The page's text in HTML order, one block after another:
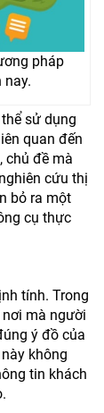
pháp
nay.
sử dụng
quan đến
chủ đề mà
cứu thị
bỏ ra một
cụ thực
tính. Trong
mà người
ý đồ của
không
tin khách